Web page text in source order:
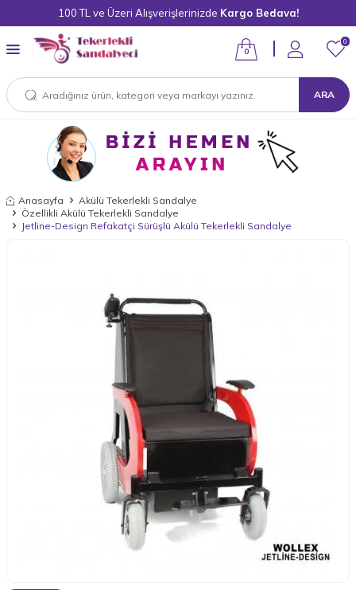
100 TL ve Üzeri Alışverişlerinizde Kargo Bedava!
ARA
0
0
Anasayfa
Akülü Tekerlekli Sandalye
Özellikli Akülü Tekerlekli Sandalye
Jetline-Design Refakatçi Sürüşlü Akülü Tekerlekli Sandalye